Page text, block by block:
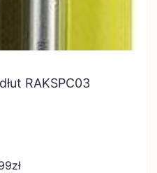
RAKSPC03
zł